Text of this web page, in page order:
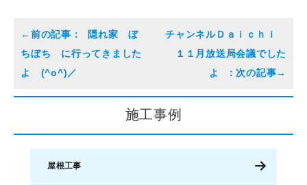
隠れ家 ぼ
ちぼち に行ってきました
よ (^o^)／
チャンネルＤａｉｃｈｉ
１１月放送局会議でした
よ
施工事例
屋根工事